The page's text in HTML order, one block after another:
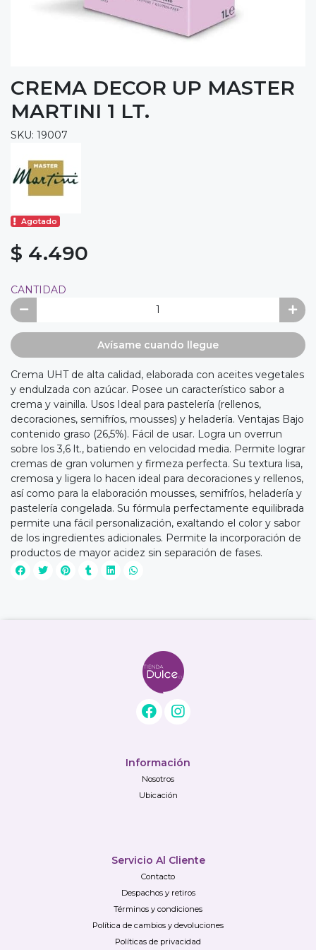
CREMA DECOR UP MASTER
MARTINI 1 LT.
SKU: 19007
Agotado
$ 4.490
CANTIDAD
Avísame cuando llegue
Crema UHT de alta calidad, elaborada con aceites vegetales
y endulzada con azúcar. Posee un característico sabor a
crema y vainilla. Usos Ideal para pastelería (rellenos,
decoraciones, semifríos, mousses) y heladería. Ventajas Bajo
contenido graso (26,5%). Fácil de usar. Logra un overrun
sobre los 3,6 lt., batiendo en velocidad media. Permite lograr
cremas de gran volumen y firmeza perfecta. Su textura lisa,
cremosa y ligera lo hacen ideal para decoraciones y rellenos,
así como para la elaboración mousses, semifríos, heladería y
pastelería congelada. Su fórmula perfectamente equilibrada
permite una fácil personalización, exaltando el color y sabor
de los ingredientes adicionales. Permite la incorporación de
productos de mayor acidez sin separación de fases.
Información
Nosotros
Ubicación
Servicio Al Cliente
Contacto
Despachos y retiros
Términos y condiciones
Política de cambios y devoluciones
Políticas de privacidad